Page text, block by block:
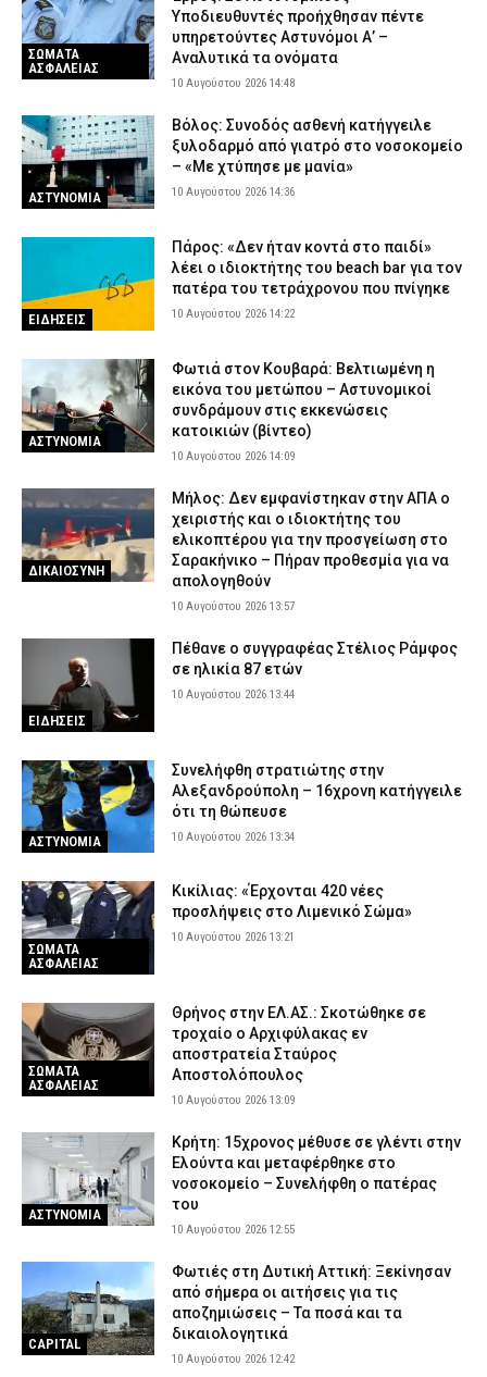
Γυαλιά με κρυφή κάμερα: Πώς μπορούν να σε βιντεοσκοπήσουν
χωρίς να το καταλάβεις
LIFE 10 Αυγούστου 2026 08:40
Αγίου Στυλιανού
ΕΙΔΗΣΕΙΣ 10 Αυγούστου 2026 08:28
Στο μικροσκόπιο της ΑΑΔΕ και οι μικρές μεταφορές χρημάτων
μέσω IRIS – Τι ισχύει για χαρτζιλίκια και δωρεές
Σε κατάσταση «Red Code» σήμερα η Αττική και άλλες έξι
περιφέρειες για εκδήλωση πυρκαγιάς – Σε ετοιμότητα ο
κρατικός μηχανισμός
Απίστευτη απάτη με δήθεν αστυνομικούς: «Κυνηγάμε
απατεώνες, θα γίνει σεισμός»
ΑΣΤΥΝΟΜΙΑ 10 Αυγούστου 2026 07:49
Το «ελληνικό FBI» ψάχνει τα «πιστόλια» του «Έντικ» – Η
μπαζούκα από τη Ρωσία και ο εκβιασμός για ένα εκατ. ευρώ
ΑΣΤΥΝΟΜΙΑ 10 Αυγούστου 2026 07:35
ΣΩΜΑΤΑ
ΑΣΦΑΛΕΙΑΣ
Υποδιευθυντές προήχθησαν πέντε
υπηρετούντες Αστυνόμοι Α’ –
Αναλυτικά τα ονόματα
10 Αυγούστου 2026 14:48
ΑΣΤΥΝΟΜΙΑ
Βόλος: Συνοδός ασθενή κατήγγειλε
ξυλοδαρμό από γιατρό στο νοσοκομείο
– «Με χτύπησε με μανία»
10 Αυγούστου 2026 14:36
ΕΙΔΗΣΕΙΣ
Πάρος: «Δεν ήταν κοντά στο παιδί»
λέει ο ιδιοκτήτης του beach bar για τον
πατέρα του τετράχρονου που πνίγηκε
10 Αυγούστου 2026 14:22
ΑΣΤΥΝΟΜΙΑ
Φωτιά στον Κουβαρά: Βελτιωμένη η
εικόνα του μετώπου – Αστυνομικοί
συνδράμουν στις εκκενώσεις
κατοικιών (βίντεο)
10 Αυγούστου 2026 14:09
ΔΙΚΑΙΟΣΥΝΗ
Μήλος: Δεν εμφανίστηκαν στην ΑΠΑ ο
χειριστής και ο ιδιοκτήτης του
ελικοπτέρου για την προσγείωση στο
Σαρακήνικο – Πήραν προθεσμία για να
απολογηθούν
10 Αυγούστου 2026 13:57
ΕΙΔΗΣΕΙΣ
Πέθανε ο συγγραφέας Στέλιος Ράμφος
σε ηλικία 87 ετών
10 Αυγούστου 2026 13:44
ΑΣΤΥΝΟΜΙΑ
Συνελήφθη στρατιώτης στην
Αλεξανδρούπολη – 16χρονη κατήγγειλε
ότι τη θώπευσε
10 Αυγούστου 2026 13:34
ΣΩΜΑΤΑ
ΑΣΦΑΛΕΙΑΣ
Κικίλιας: «Έρχονται 420 νέες
προσλήψεις στο Λιμενικό Σώμα»
10 Αυγούστου 2026 13:21
ΣΩΜΑΤΑ
ΑΣΦΑΛΕΙΑΣ
Θρήνος στην ΕΛ.ΑΣ.: Σκοτώθηκε σε
τροχαίο ο Αρχιφύλακας εν
αποστρατεία Σταύρος
Αποστολόπουλος
10 Αυγούστου 2026 13:09
ΑΣΤΥΝΟΜΙΑ
Κρήτη: 15χρονος μέθυσε σε γλέντι στην
Ελούντα και μεταφέρθηκε στο
νοσοκομείο – Συνελήφθη ο πατέρας
του
10 Αυγούστου 2026 12:55
CAPITAL
Φωτιές στη Δυτική Αττική: Ξεκίνησαν
από σήμερα οι αιτήσεις για τις
αποζημιώσεις – Τα ποσά και τα
δικαιολογητικά
10 Αυγούστου 2026 12:42